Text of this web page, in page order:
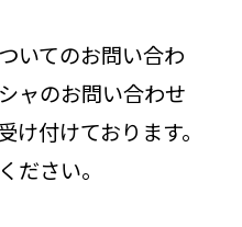
いてのお問い合わ
ャのお問い合わせ
付けております。
ださい。